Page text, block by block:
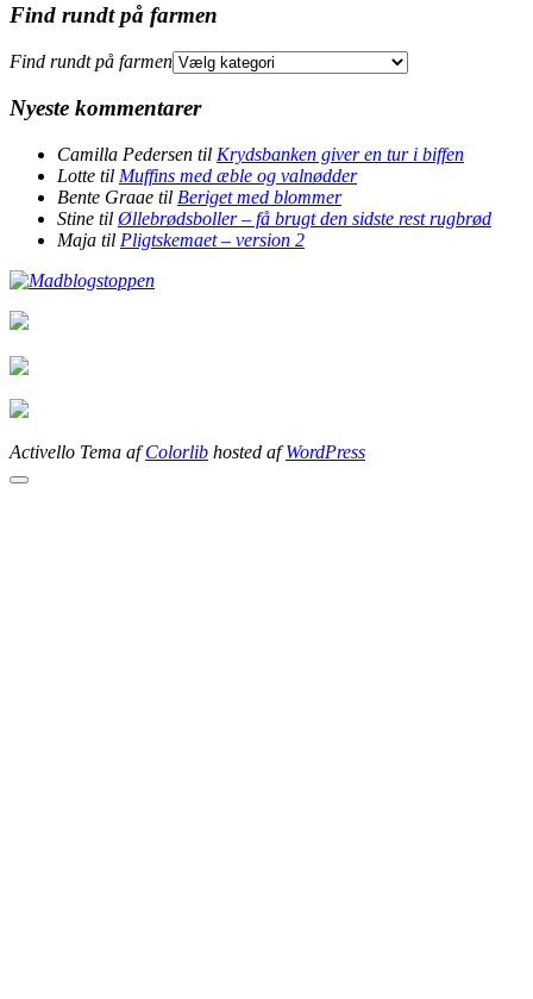
Find rundt på farmen
Find rundt på farmen
Nyeste kommentarer
Camilla Pedersen til Krydsbanken giver en tur i biffen
Lotte til Muffins med æble og valnødder
Bente Graae til Beriget med blommer
Stine til Øllebrødsboller – få brugt den sidste rest rugbrød
Maja til Pligtskemaet – version 2
Activello Tema afColorlib hosted afWordPress